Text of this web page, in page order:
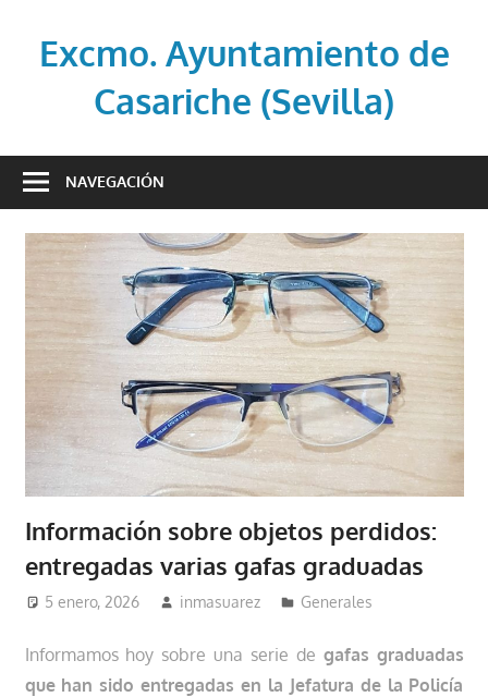
contenidoExcmo. Ayuntamiento de
Casariche (Sevilla)
oficial
Ayuntamiento
(Sevilla)
NAVEGACIÓN
Información sobre objetos perdidos:
entregadas varias gafas graduadas
5 enero, 2026 inmasuarez Generales
Informamos hoy sobre una serie de gafas graduadas
que han sido entregadas en la Jefatura de la Policía